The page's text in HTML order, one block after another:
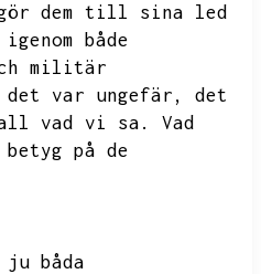
dem till sina led
både
militär
det var ungefär,
det
vad vi sa.
Vad
på de
båda